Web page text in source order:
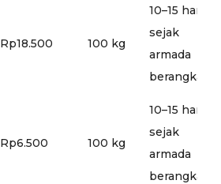
Rp18.500 100 kg
10–15 hari
sejak
armada
berangkat
Rp6.500 100 kg
10–15 hari
sejak
armada
berangkat